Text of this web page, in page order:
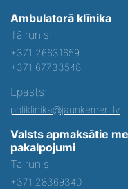
Ambulatorā klīnika
Tālrunis:
+371 26631659
+371 67733548
Epasts:
poliklinika@jaunkemeri.lv
Valsts apmaksātie
pakalpojumi
Tālrunis:
+371 28369340